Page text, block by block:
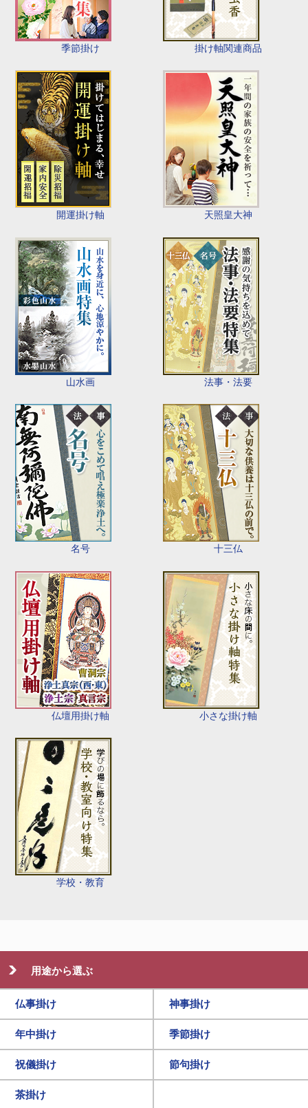
季節掛け 掛け軸関連商品
開運掛け軸 天照皇大神
山水画 法事・法要
名号 十三仏
仏壇用掛け軸 小さな掛け軸
学校・教育
用途から選ぶ
仏事掛け 神事掛け
年中掛け 季節掛け
祝儀掛け 節句掛け
茶掛け